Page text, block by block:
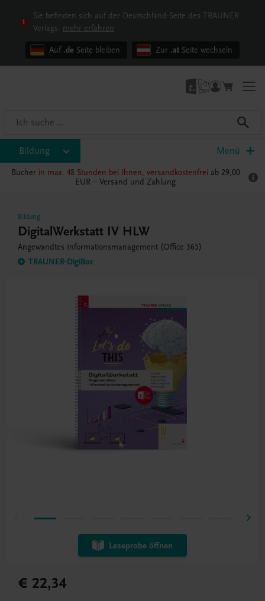
Sie befinden sich auf der Deutschland-Seite des TRAUNER
Verlags. mehr erfahren
Auf .de Seite bleiben Zur .at Seite wechseln
Bildung Menü
Bücher in max. 48 Stunden bei Ihnen, versandkostenfrei ab 29,00
EUR – Versand und Zahlung
Bildung
DigitalWerkstatt IV HLW
Angewandtes Informationsmanagement (Office 365)
TRAUNER-DigiBox
Leseprobe öffnen
€ 22,34